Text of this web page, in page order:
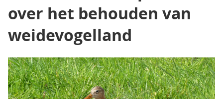
over het behouden van
weidevogelland